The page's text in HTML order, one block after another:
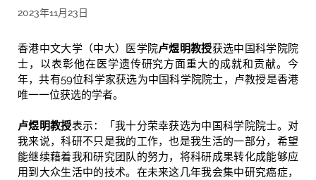
2023年11月23日
香港中文大学（中大）医学院卢煜明教授获选中国科学院院
士，以表彰他在医学遗传研究方面重大的成就和贡献。今
年，共有59位科学家获选为中国科学院院士，卢教授是香港
唯一一位获选的学者。
卢煜明教授表示：「我十分荣幸获选为中国科学院院士。对
我来说，科研不只是我的工作，也是我生活的一部分，希望
能继续藉着我和研究团队的努力，将科研成果转化成能够应
用到大众生活中的技术。在未来这几年我会集中研究癌症，